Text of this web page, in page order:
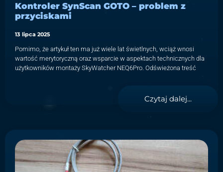
Kontroler SynScan GOTO – problem z
przyciskami
13 lipca 2025
Pomimo, że artykuł ten ma już wiele lat świetlnych, wciąż wnosi
wartość merytoryczną oraz wsparcie w aspektach technicznych dla
użytkowników montaży SkyWatcher NEQ6Pro. Odświeżona treść
Czytaj dalej...